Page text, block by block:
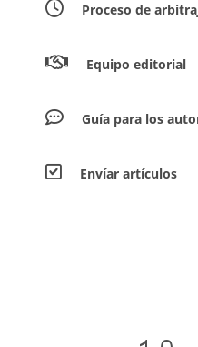
Proceso de
Equipo editorial
Guía para los
Envíar artículos